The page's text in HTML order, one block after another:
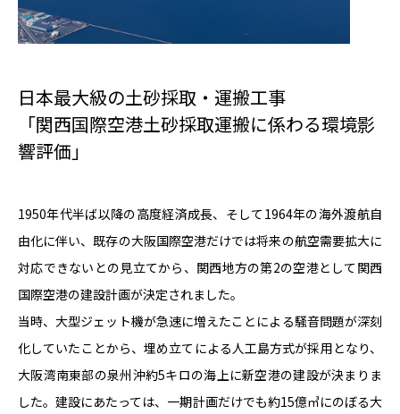
日本最大級の土砂採取・運搬工事
「関西国際空港土砂採取運搬に係わる環境影
響評価」
1950年代半ば以降の高度経済成長、そして1964年の海外渡航自
由化に伴い、既存の大阪国際空港だけでは将来の航空需要拡大に
対応できないとの見立てから、関西地方の第2の空港として関西
国際空港の建設計画が決定されました。
当時、大型ジェット機が急速に増えたことによる騒音問題が深刻
化していたことから、埋め立てによる人工島方式が採用となり、
大阪湾南東部の泉州沖約5キロの海上に新空港の建設が決まりま
した。建設にあたっては、一期計画だけでも約15億㎥にのぼる大